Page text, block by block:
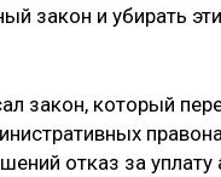
закон и убирать
закон, который
отказ за